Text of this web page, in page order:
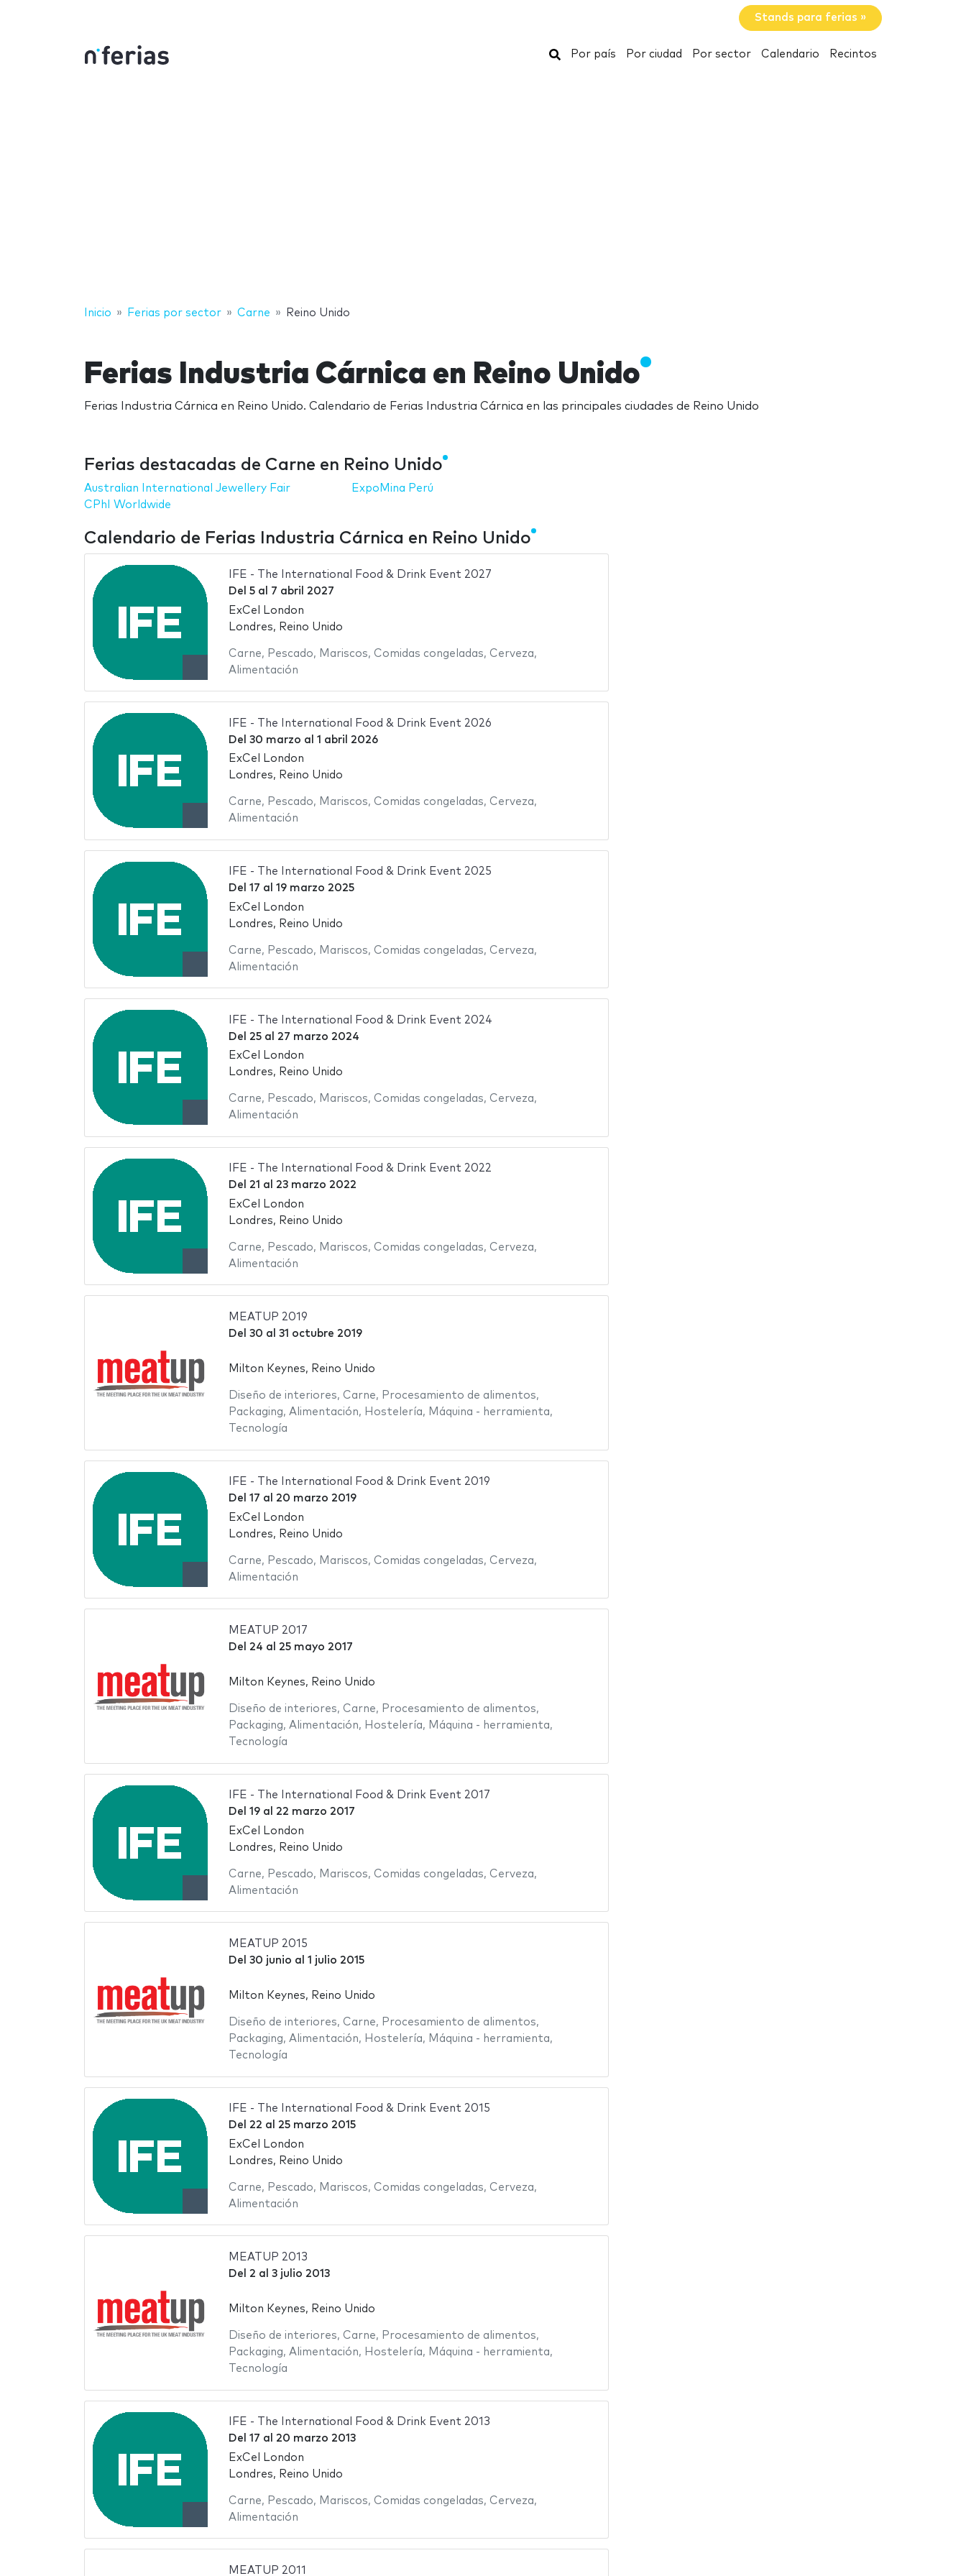
Stands para ferias »
Buscar
Por país Por ciudad Por sector Calendario Recintos
Inicio Ferias por sector Carne Reino Unido
Ferias Industria Cárnica en Reino Unido
Ferias Industria Cárnica en Reino Unido. Calendario de Ferias Industria Cárnica en las principales ciudades de Reino Unido
Ferias destacadas de Carne en Reino Unido
Australian International Jewellery Fair
CPhI Worldwide
ExpoMina Perú
Calendario de Ferias Industria Cárnica en Reino Unido
IFE - The International Food & Drink Event 2027
Del 5al 7 abril 2027
ExCel London
Londres, Reino Unido
Carne, Pescado, Mariscos, Comidas congeladas, Cerveza,
Alimentación
IFE - The International Food & Drink Event 2026
Del 30 marzo al 1 abril 2026
ExCel London
Londres, Reino Unido
Carne, Pescado, Mariscos, Comidas congeladas, Cerveza,
Alimentación
IFE - The International Food & Drink Event 2025
Del 17 al 19 marzo 2025
ExCel London
Londres, Reino Unido
Carne, Pescado, Mariscos, Comidas congeladas, Cerveza,
Alimentación
IFE - The International Food & Drink Event 2024
Del 25al 27 marzo 2024
ExCel London
Londres, Reino Unido
Carne, Pescado, Mariscos, Comidas congeladas, Cerveza,
Alimentación
IFE - The International Food & Drink Event 2022
Del 21 al 23 marzo 2022
ExCel London
Londres, Reino Unido
Carne, Pescado, Mariscos, Comidas congeladas, Cerveza,
Alimentación
MEATUP 2019
Del 30 al 31 octubre 2019
Milton Keynes, Reino Unido
Diseño de interiores, Carne, Procesamiento de alimentos,
Packaging, Alimentación, Hostelería, Máquina - herramienta,
Tecnología
IFE - The International Food & Drink Event 2019
Del 17 al 20 marzo 2019
ExCel London
Londres, Reino Unido
Carne, Pescado, Mariscos, Comidas congeladas, Cerveza,
Alimentación
MEATUP 2017
Del 24 al 25 mayo 2017
Milton Keynes, Reino Unido
Diseño de interiores, Carne, Procesamiento de alimentos,
Packaging, Alimentación, Hostelería, Máquina - herramienta,
Tecnología
IFE - The International Food & Drink Event 2017
Del 19al 22 marzo 2017
ExCel London
Londres, Reino Unido
Carne, Pescado, Mariscos, Comidas congeladas, Cerveza,
Alimentación
MEATUP 2015
Del 30 junio al 1 julio 2015
Milton Keynes, Reino Unido
Diseño de interiores, Carne, Procesamiento de alimentos,
Packaging, Alimentación, Hostelería, Máquina - herramienta,
Tecnología
IFE - The International Food & Drink Event 2015
Del 22 al 25 marzo 2015
ExCel London
Londres, Reino Unido
Carne, Pescado, Mariscos, Comidas congeladas, Cerveza,
Alimentación
MEATUP 2013
Del 2 al 3 julio 2013
Milton Keynes, Reino Unido
Diseño de interiores, Carne, Procesamiento de alimentos,
Packaging, Alimentación, Hostelería, Máquina - herramienta,
Tecnología
IFE - The International Food & Drink Event 2013
Del 17 al 20 marzo 2013
ExCel London
Londres, Reino Unido
Carne, Pescado, Mariscos, Comidas congeladas, Cerveza,
Alimentación
MEATUP 2011